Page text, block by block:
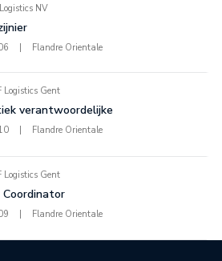
NV
Flandre Orientale
Logistics Gent
verantwoordelijke
Flandre Orientale
Logistics Gent
Coordinator
| Flandre Orientale